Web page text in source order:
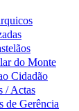
do Monte
Cidadão
/ Actas
de Gerência